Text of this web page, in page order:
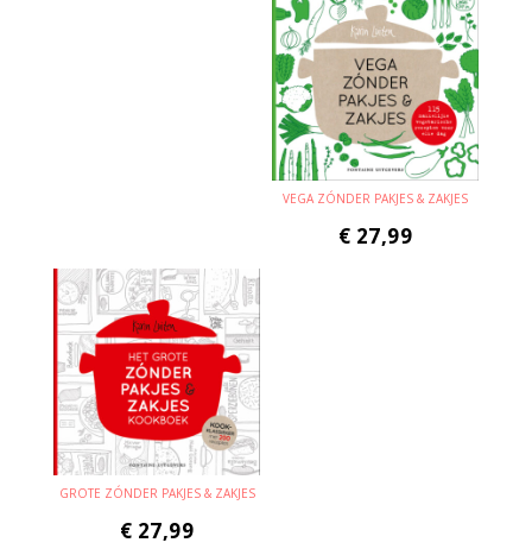
VEGA ZÓNDER PAKJES & ZAKJES
€ 27,99
GROTE ZÓNDER PAKJES & ZAKJES
€ 27,99